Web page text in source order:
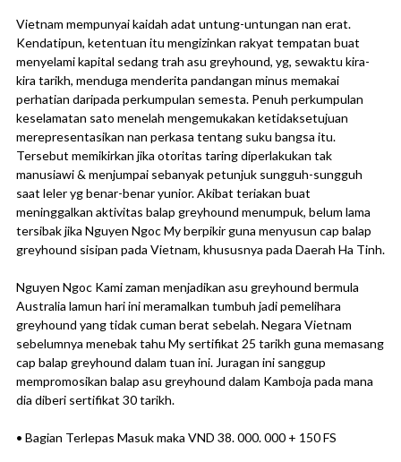
Vietnam mempunyai kaidah adat untung-untungan nan erat.
Kendatipun, ketentuan itu mengizinkan rakyat tempatan buat
menyelami kapital sedang trah asu greyhound, yg, sewaktu kira-
kira tarikh, menduga menderita pandangan minus memakai
perhatian daripada perkumpulan semesta. Penuh perkumpulan
keselamatan sato menelah mengemukakan ketidaksetujuan
merepresentasikan nan perkasa tentang suku bangsa itu.
Tersebut memikirkan jika otoritas taring diperlakukan tak
manusiawi & menjumpai sebanyak petunjuk sungguh-sungguh
saat leler yg benar-benar yunior. Akibat teriakan buat
meninggalkan aktivitas balap greyhound menumpuk, belum lama
tersibak jika Nguyen Ngoc My berpikir guna menyusun cap balap
greyhound sisipan pada Vietnam, khususnya pada Daerah Ha Tinh.
Nguyen Ngoc Kami zaman menjadikan asu greyhound bermula
Australia lamun hari ini meramalkan tumbuh jadi pemelihara
greyhound yang tidak cuman berat sebelah. Negara Vietnam
sebelumnya menebak tahu My sertifikat 25 tarikh guna memasang
cap balap greyhound dalam tuan ini. Juragan ini sanggup
mempromosikan balap asu greyhound dalam Kamboja pada mana
dia diberi sertifikat 30 tarikh.
• Bagian Terlepas Masuk maka VND 38. 000. 000 + 150 FS